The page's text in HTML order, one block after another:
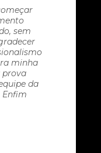
sem
minha
prova
da
Enfim